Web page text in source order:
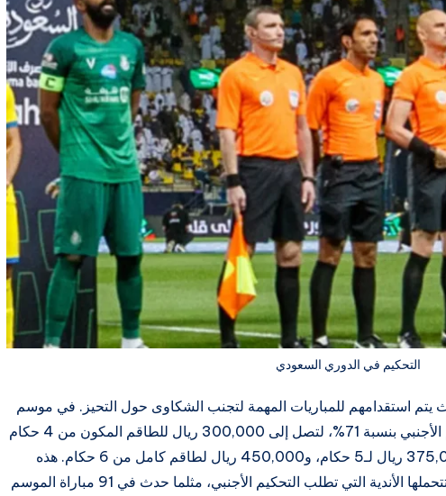
التحكيم في الدوري السعودي
يتم استقدامهم للمباريات المهمة لتجنب الشكاوى حول التحيز. في موسم
2025/2026، ارتفعت تكلفة طاقم التحكيم الأجنبي بنسبة 71%، لتصل إلى 300,000 ريال للطاقم المكون من 4 حكام
(حكم ساحة، مساعدين، وحكم VAR)، و375,000 ريال لـ5 حكام، و450,000 ريال لطاقم كامل من 6 حكام. هذه
التكاليف تشمل الرواتب، السفر، والإقامة، وتتحملها الأندية التي تطلب التحكيم الأجنبي، مثلما حدث في 91 مباراة الموسم